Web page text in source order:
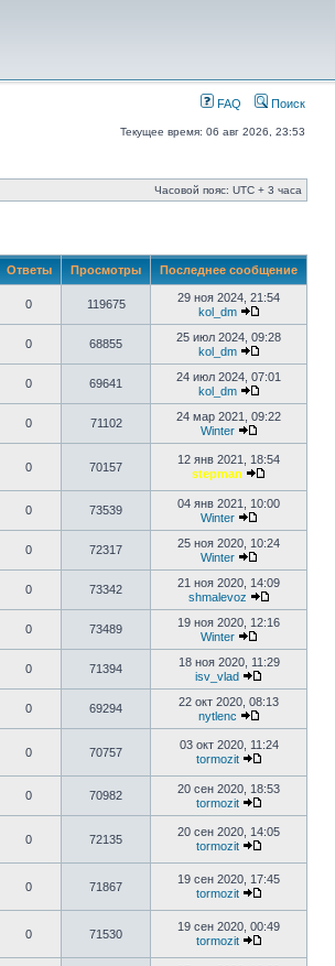
FAQ Поиск
Текущее время: 06 авг 2026, 23:53
Часовой пояс: UTC + 3 часа
Ответы Просмотры Последнее сообщение
0 119675
29 ноя 2024, 21:54
kol_dm
0 68855
25 июл 2024, 09:28
kol_dm
0 69641
24 июл 2024, 07:01
kol_dm
0 71102
24 мар 2021, 09:22
Winter
0 70157
12 янв 2021, 18:54
stepman
0 73539
04 янв 2021, 10:00
Winter
0 72317
25 ноя 2020, 10:24
Winter
0 73342
21 ноя 2020, 14:09
shmalevoz
0 73489
19 ноя 2020, 12:16
Winter
0 71394
18 ноя 2020, 11:29
isv_vlad
0 69294
22 окт 2020, 08:13
nytlenc
0 70757
03 окт 2020, 11:24
tormozit
0 70982
20 сен 2020, 18:53
tormozit
0 72135
20 сен 2020, 14:05
tormozit
0 71867
19 сен 2020, 17:45
tormozit
0 71530
19 сен 2020, 00:49
tormozit